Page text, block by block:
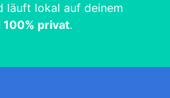
läuft lokal auf deinem
100% privat.